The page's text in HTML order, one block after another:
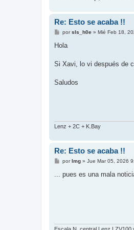
Re: Esto se acaba !!
M
n
porsls_h0e» Mié Feb 18,
Hola
Si Xavi, lo vi después de
Saludos
Lenz + 2C + K.Bay
Re: Esto se acaba !!
M
n
s
porlmg» Jue Mar 05, 2026
... pues es una mala